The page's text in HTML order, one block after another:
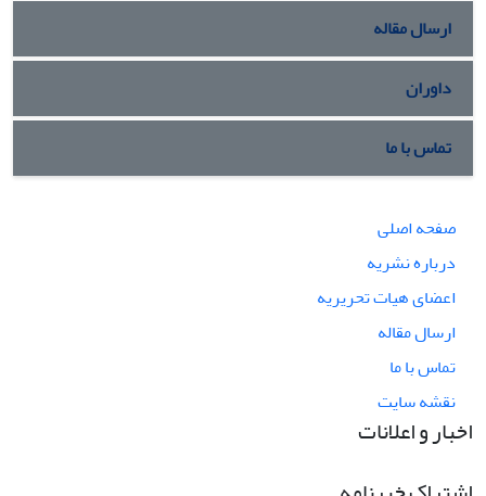
ارسال مقاله
داوران
تماس با ما
صفحه اصلی
درباره نشریه
اعضای هیات تحریریه
ارسال مقاله
تماس با ما
نقشه سایت
اخبار و اعلانات